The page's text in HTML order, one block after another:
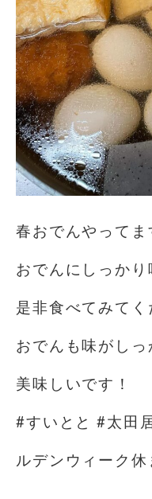
春おでんやってま
おでんにしっか
是非食べてみてく
おでんも味がし
美味しいです！
#すいとと #太田
ルデンウィーク休